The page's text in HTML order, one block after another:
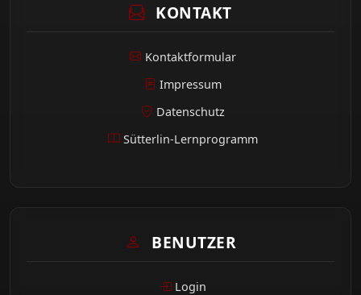
KONTAKT
Kontaktformular
Impressum
Datenschutz
Sütterlin-Lernprogramm
BENUTZER
Login